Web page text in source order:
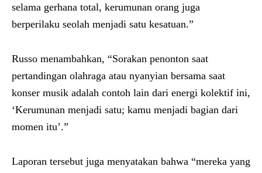
selama gerhana total, kerumunan orang juga
berperilaku seolah menjadi satu kesatuan.”
Russo menambahkan, “Sorakan penonton saat
pertandingan olahraga atau nyanyian bersama saat
konser musik adalah contoh lain dari energi kolektif ini,
‘Kerumunan menjadi satu; kamu menjadi bagian dari
momen itu’.”
Laporan tersebut juga menyatakan bahwa “mereka yang